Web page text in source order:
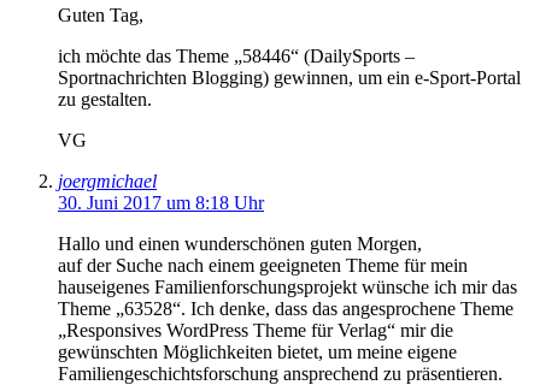
Guten Tag,
ich möchte das Theme „58446“ (DailySports –
Sportnachrichten Blogging) gewinnen, um ein e-Sport-Portal
zu gestalten.
VG
joergmichael
30. Juni 2017 um 8:18 Uhr
Hallo und einen wunderschönen guten Morgen,
auf der Suche nach einem geeigneten Theme für mein
hauseigenes Familienforschungsprojekt wünsche ich mir das
Theme „63528“. Ich denke, dass das angesprochene Theme
„Responsives WordPress Theme für Verlag“ mir die
gewünschten Möglichkeiten bietet, um meine eigene
Familiengeschichtsforschung ansprechend zu präsentieren.